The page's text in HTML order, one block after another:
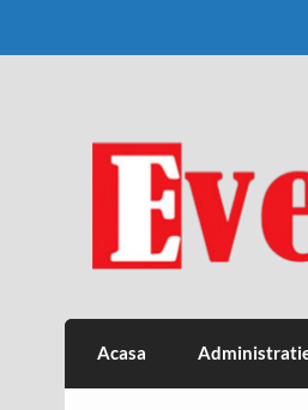
Eveniment
Acasa